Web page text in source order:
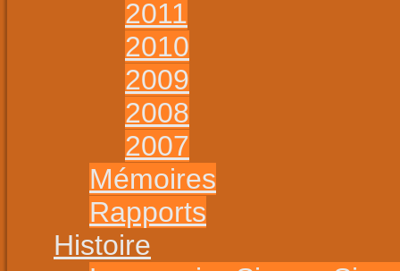
2011
2010
2009
2008
2007
Mémoires
Rapports
Histoire